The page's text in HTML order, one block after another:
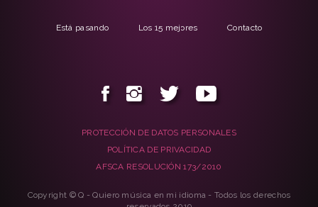
Está pasando Los 15 mejores Contacto
PROTECCIÓN DE DATOS PERSONALES
POLÍTICA DE PRIVACIDAD
AFSCA RESOLUCIÓN 173/2010
Copyright © Q - Quiero música en mi idioma - Todos los derechos